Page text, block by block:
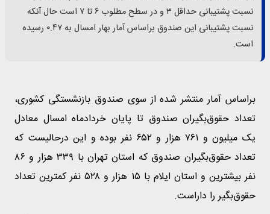
نسبت پشتیبانی حداقل ۳ و در سطح مطلوب ۶ تا ۷ است حال آنکه
نسبت پشتیبانی این صندوق براساس آمار بهار امسال به ۰.۴۷ رسیده
است.
براساس آمار منتشر شده از سوی صندوق بازنشستگی کشوری،
تعداد حقوق‌بگیران صندوق تا پایان خردادماه امسال معادل
یک میلیون و ۷۶۱ هزار و ۶۵۲ نفر بوده و این درحالیست که
تعداد حقوق‌بگیران صندوق که استان تهران با ۳۳۹ هزار و ۸۶
نفر بیشترین و استان ایلام با ۱۵ هزار و ۵۲۸ نفر کمترین تعداد
حقوق‌بگیر را داراست.